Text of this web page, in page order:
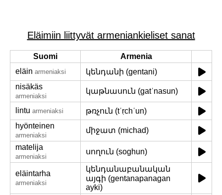
Eläimiin liittyvät armeniankieliset sanat
Suomi
Armenia
eläin armeniaksi
կենդանի (gentani)
nisäkäs
armeniaksi
կաթնասուն (gatʿnasun)
lintu armeniaksi
թռչուն (tʿṛchʿun)
hyönteinen
armeniaksi
միջատ (michad)
matelija
armeniaksi
սողուն (soghun)
eläintarha
armeniaksi
կենդանաբանական
այգի (gentanapanagan
ayki)